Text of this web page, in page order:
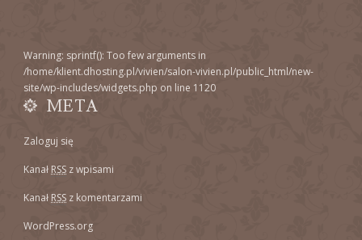
Warning: sprintf(): Too few arguments in
/home/klient.dhosting.pl/vivien/salon-vivien.pl/public_html/new-
site/wp-includes/widgets.php on line 1120
META
Zaloguj się
Kanał RSS z wpisami
Kanał RSS z komentarzami
WordPress.org